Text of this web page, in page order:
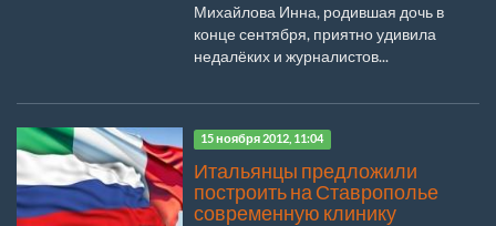
Михайлова Инна, родившая дочь в
конце сентября, приятно удивила
недалёких и журналистов...
15 ноября 2012, 11:04
Итальянцы предложили
построить на Ставрополье
современную клинику